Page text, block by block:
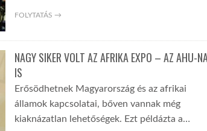
FOLYTATÁS →
NAGY SIKER VOLT AZ AFRIKA EXPO – AZ AHU-
IS
Erősödhetnek Magyarország és az afrikai
államok kapcsolatai, bőven vannak még
kiaknázatlan lehetőségek. Ezt példázta a…